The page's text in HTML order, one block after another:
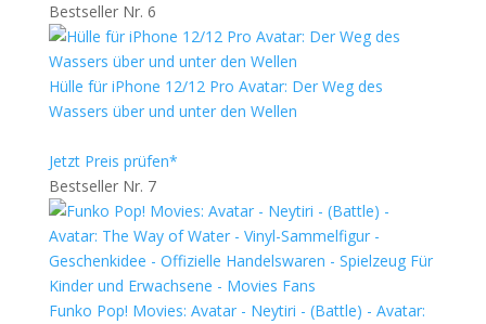
Bestseller Nr. 6
Hülle für iPhone 12/12 Pro Avatar: Der Weg des
Wassers über und unter den Wellen
Jetzt Preis prüfen*
Bestseller Nr. 7
Funko Pop! Movies: Avatar - Neytiri - (Battle) - Avatar: